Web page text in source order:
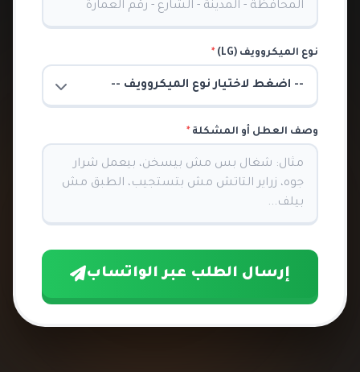
نوع الميكروويف (LG) *
وصف العطل أو المشكلة *
إرسال الطلب عبر الواتساب